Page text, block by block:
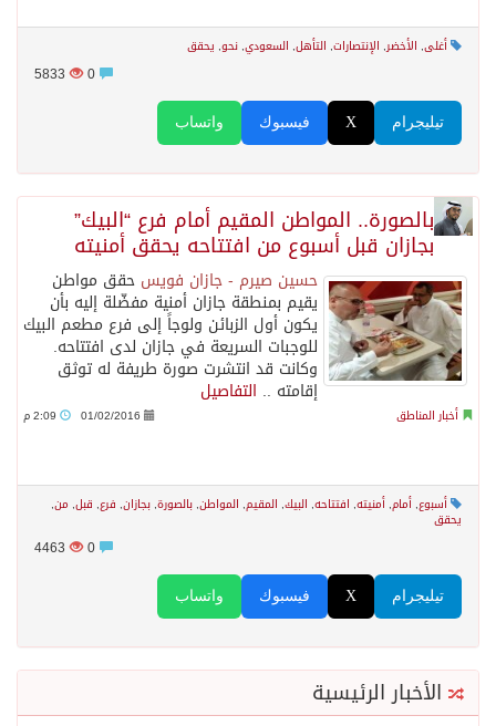
أغلى, الأخضر, الإنتصارات, التأهل, السعودي, نحو, يحقق
5833
واتساب فيسبوك X تيليجرام
بالصورة.. المواطن المقيم أمام فرع “البيك”
بجازان قبل أسبوع من افتتاحه يحقق أمنيته
حسين صيرم - جازان فويس حقق مواطن
يقيم بمنطقة جازان أمنية مفضّلة إليه بأن
يكون أول الزبائن ولوجاً إلى فرع مطعم البيك
للوجبات السريعة في جازان لدى افتتاحه.
وكانت قد انتشرت صورة طريفة له توثق
إقامته .. التفاصيل
أخبار المناطق 01/02/2016
أسبوع, أمام, أمنيته, افتتاحه, البيك, المقيم, المواطن, بالصورة, بجازان, فرع, قبل, من,
يحقق
4463
واتساب فيسبوك X تيليجرام
الأخبار الرئيسية